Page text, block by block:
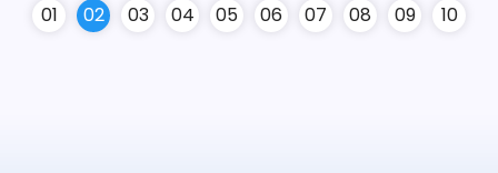
01 02 03 04 05 06 07 08 09 10